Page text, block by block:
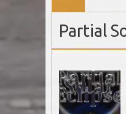
Partial